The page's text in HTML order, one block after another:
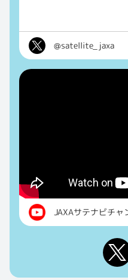
@satellite_jaxa
JAXAサテナビチャ